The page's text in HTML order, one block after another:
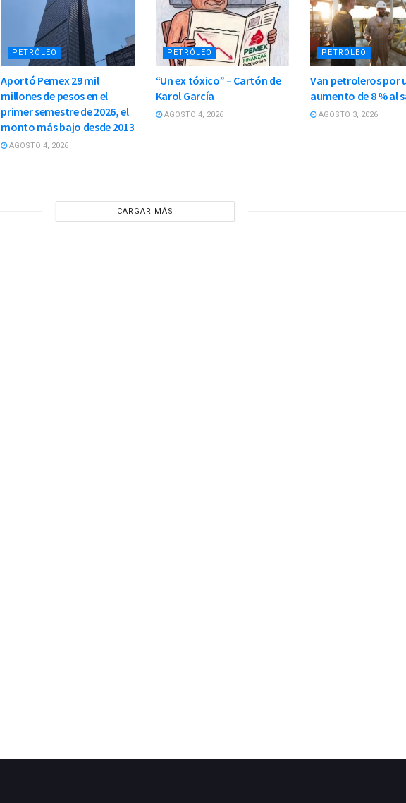
PETRÓLEO
Aportó Pemex 29 mil
millones de pesos en el
primer semestre de 2026, el
monto más bajo desde 2013
AGOSTO 4, 2026
PETRÓLEO
“Un ex tóxico” – Cartón de
Karol García
AGOSTO 4, 2026
PETRÓLEO
Van petroleros por
aumento de 8 % al
AGOSTO 3, 2026
CARGAR MÁS